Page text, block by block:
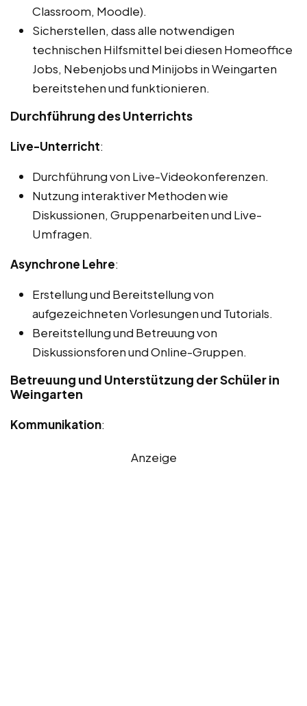
Classroom, Moodle).
Sicherstellen, dass alle notwendigen
technischen Hilfsmittel bei diesen Homeoffice
Jobs, Nebenjobs und Minijobs in Weingarten
bereitstehen und funktionieren.
Durchführung des Unterrichts
Live-Unterricht:
Durchführung von Live-Videokonferenzen.
Nutzung interaktiver Methoden wie
Diskussionen, Gruppenarbeiten und Live-
Umfragen.
Asynchrone Lehre:
Erstellung und Bereitstellung von
aufgezeichneten Vorlesungen und Tutorials.
Bereitstellung und Betreuung von
Diskussionsforen und Online-Gruppen.
Betreuung und Unterstützung der Schüler in
Weingarten
Kommunikation:
Anzeige